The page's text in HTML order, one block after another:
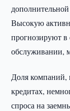
Высокую
прогнозируют в
обслуживании,
Доля
кредитах,
спроса на